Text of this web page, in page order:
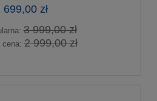
699,00 zł
3 999,00 zł
cena:2 999,00 zł